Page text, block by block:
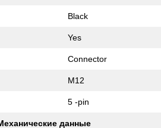
Black
Yes
Connector
M12
5 -pin
данные